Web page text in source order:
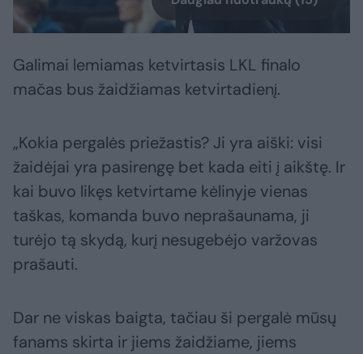
Galimai lemiamas ketvirtasis LKL finalo
mačas bus žaidžiamas ketvirtadienį.
„Kokia pergalės priežastis? Ji yra aiški: visi
žaidėjai yra pasirengę bet kada eiti į aikštę. Ir
kai buvo likęs ketvirtame kėlinyje vienas
taškas, komanda buvo neprašaunama, ji
turėjo tą skydą, kurį nesugebėjo varžovas
prašauti.
Dar ne viskas baigta, tačiau ši pergalė mūsų
fanams skirta ir jiems žaidžiame, jiems